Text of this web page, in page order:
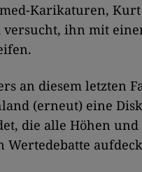
Karikaturen, Kurt
versucht, ihn mit
an diesem letzten
(erneut) eine
die alle Höhen
Wertedebatte